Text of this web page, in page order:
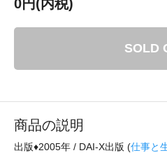
0円(内税)
SOLD
商品の説明
出版♦2005年 / DAI-X出版 (仕事と